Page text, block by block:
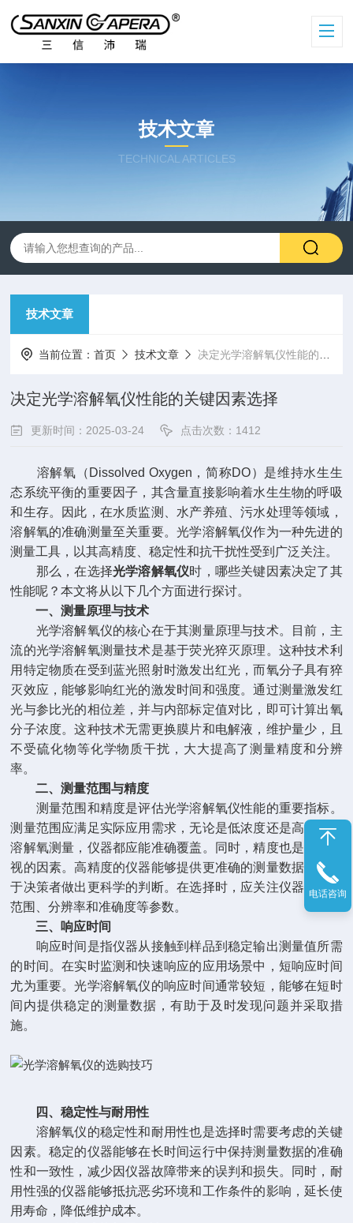
技术文章
TECHNICAL ARTICLES
技术文章
当前位置：首页 技术文章 决定光学溶解氧仪性能的关键因素选择
决定光学溶解氧仪性能的关键因素选择
更新时间：2025-03-24 点击次数：1412
溶解氧（Dissolved Oxygen，简称DO）是维持水生生
态系统平衡的重要因子，其含量直接影响着水生生物的呼吸
和生存。因此，在水质监测、水产养殖、污水处理等领域，
溶解氧的准确测量至关重要。光学溶解氧仪作为一种先进的
测量工具，以其高精度、稳定性和抗干扰性受到广泛关注。
那么，在选择光学溶解氧仪时，哪些关键因素决定了其
性能呢？本文将从以下几个方面进行探讨。
一、测量原理与技术
光学溶解氧仪的核心在于其测量原理与技术。目前，主
流的光学溶解氧测量技术是基于荧光猝灭原理。这种技术利
用特定物质在受到蓝光照射时激发出红光，而氧分子具有猝
灭效应，能够影响红光的激发时间和强度。通过测量激发红
光与参比光的相位差，并与内部标定值对比，即可计算出氧
分子浓度。这种技术无需更换膜片和电解液，维护量少，且
不受硫化物等化学物质干扰，大大提高了测量精度和分辨
率。
二、测量范围与精度
测量范围和精度是评估光学溶解氧仪性能的重要指标。
测量范围应满足实际应用需求，无论是低浓度还是高浓度的
溶解氧测量，仪器都应能准确覆盖。同时，精度也是不可忽
视的因素。高精度的仪器能够提供更准确的测量数据，有助
于决策者做出更科学的判断。在选择时，应关注仪器的测量
范围、分辨率和准确度等参数。
三、响应时间
响应时间是指仪器从接触到样品到稳定输出测量值所需
的时间。在实时监测和快速响应的应用场景中，短响应时间
尤为重要。光学溶解氧仪的响应时间通常较短，能够在短时
间内提供稳定的测量数据，有助于及时发现问题并采取措
施。
四、稳定性与耐用性
溶解氧仪的稳定性和耐用性也是选择时需要考虑的关键
因素。稳定的仪器能够在长时间运行中保持测量数据的准确
性和一致性，减少因仪器故障带来的误判和损失。同时，耐
用性强的仪器能够抵抗恶劣环境和工作条件的影响，延长使
用寿命，降低维护成本。
电话咨询